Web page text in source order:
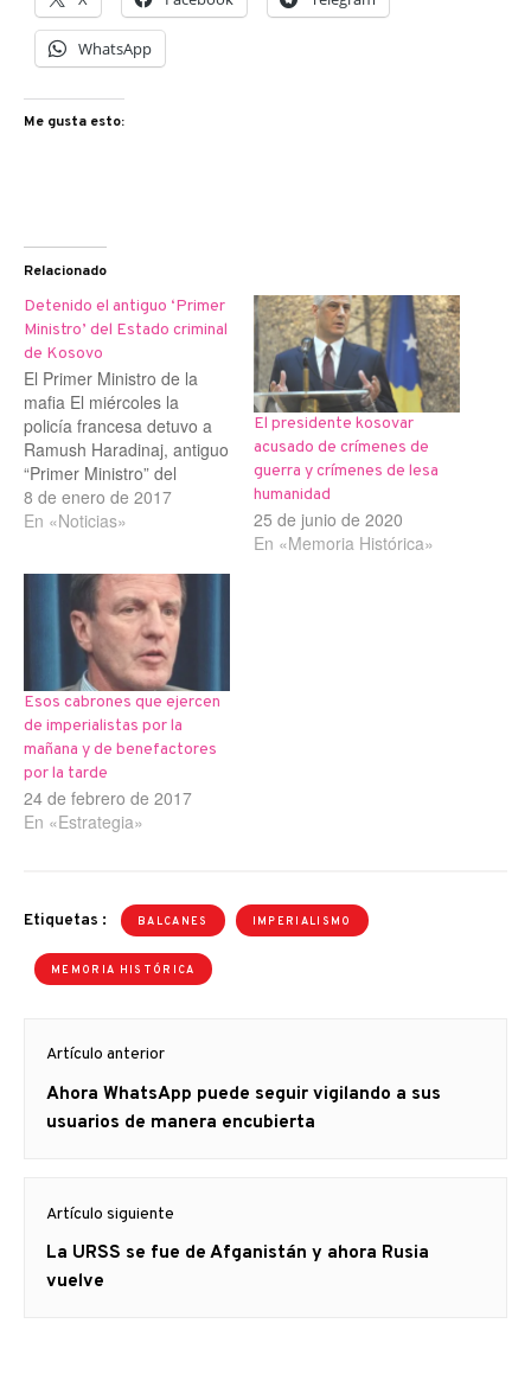
WhatsApp
Me gusta esto:
Relacionado
Detenido el antiguo ‘Primer
Ministro’ del Estado criminal
de Kosovo
El Primer Ministro de la
mafia El miércoles la
policía francesa detuvo a
Ramush Haradinaj, antiguo
“Primer Ministro” del
fantasmagórico Estado de
Kosovo creado por la
Hacía tiempo que tras
dejar su cargo de lacayo
de la OTAN en Pristina,
8 de enero de 2017
En «Noticias»
El presidente kosovar
acusado de crímenes de
guerra y crímenes de lesa
humanidad
25 de junio de 2020
En «Memoria Histórica»
Esos cabrones que ejercen
de imperialistas por la
mañana y de benefactores
por la tarde
24 de febrero de 2017
En «Estrategia»
Etiquetas : BALCANES IMPERIALISMO
MEMORIA HISTÓRICA
de
entradas
Artículo anterior
Artículo
anterior
Ahora WhatsApp puede seguir vigilando a sus
usuarios de manera encubierta
Artículo siguiente
Artículo
siguiente:
La URSS se fue de Afganistán y ahora Rusia
vuelve